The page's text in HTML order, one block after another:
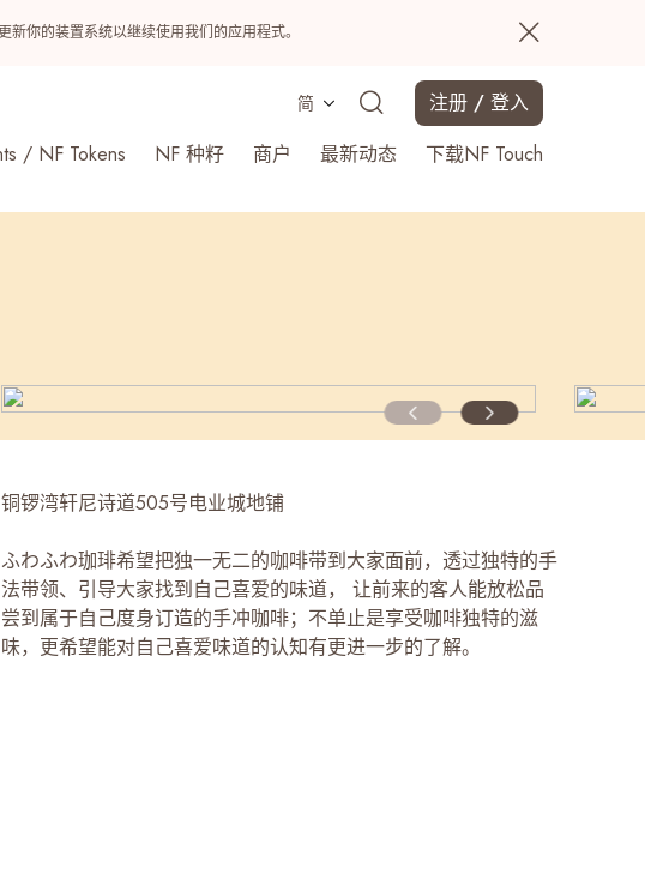
你的装置系统以继续使用我们的应用程式。
简
注册 / 登入
/ NF Tokens NF 种籽 商户 最新动态 下载NF Touch
铜锣湾轩尼诗道505号电业城地铺
ふわふわ珈琲希望把独一无二的咖啡带到大家面前，透过独特的手
法带领、引导大家找到自己喜爱的味道， 让前来的客人能放松品
尝到属于自己度身订造的手冲咖啡；不单止是享受咖啡独特的滋
味，更希望能对自己喜爱味道的认知有更进一步的了解。